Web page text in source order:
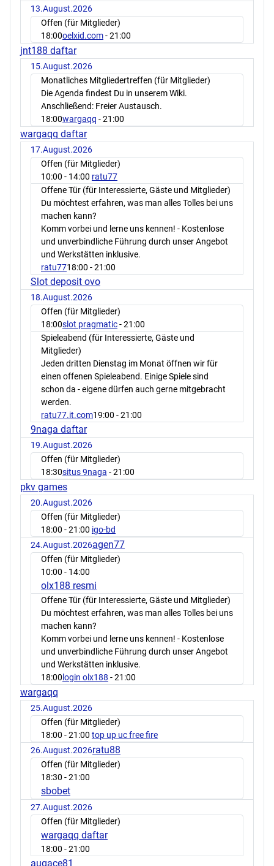
13.August.2026
Offen (für Mitglieder)
18:00oelxid.com- 21:00
jnt188 daftar
15.August.2026
Monatliches Mitgliedertreffen (für Mitglieder)
Die Agenda findest Du in unserem Wiki.
Anschließend: Freier Austausch.
18:00wargaqq - 21:00
wargaqq daftar
17.August.2026
Offen (für Mitglieder)
10:00 - 14:00 ratu77
Offene Tür (für Interessierte, Gäste und Mitglieder)
Du möchtest erfahren, was man alles Tolles bei uns
machen kann?
Komm vorbei und lerne uns kennen! - Kostenlose
und unverbindliche Führung durch unser Angebot
und Werkstätten inklusive.
ratu7718:00 - 21:00
Slot deposit ovo
18.August.2026
Offen (für Mitglieder)
18:00slot pragmatic- 21:00
Spieleabend (für Interessierte, Gäste und
Mitglieder)
Jeden dritten Dienstag im Monat öffnen wir für
einen offenen Spieleabend. Einige Spiele sind
schon da - eigene dürfen auch gerne mitgebracht
werden.
ratu77.it.com19:00 - 21:00
9naga daftar
19.August.2026
Offen (für Mitglieder)
18:30situs 9naga - 21:00
pkv games
20.August.2026
Offen (für Mitglieder)
18:00 - 21:00 igo-bd
24.August.2026agen77
Offen (für Mitglieder)
10:00 - 14:00
olx188 resmi
Offene Tür (für Interessierte, Gäste und Mitglieder)
Du möchtest erfahren, was man alles Tolles bei uns
machen kann?
Komm vorbei und lerne uns kennen! - Kostenlose
und unverbindliche Führung durch unser Angebot
und Werkstätten inklusive.
18:00 login olx188 - 21:00
wargaqq
25.August.2026
Offen (für Mitglieder)
18:00 - 21:00 top up uc free fire
26.August.2026ratu88
Offen (für Mitglieder)
18:30 - 21:00
sbobet
27.August.2026
Offen (für Mitglieder)
wargaqq daftar
18:00 - 21:00
augace81